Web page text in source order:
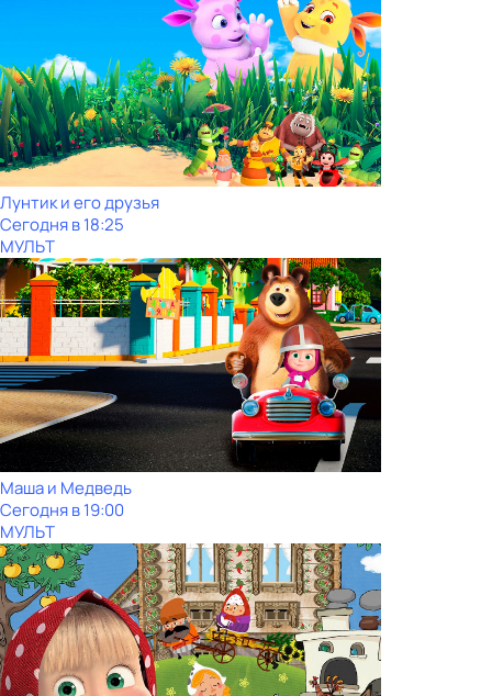
Лунтик и его друзья
Сегодня в 18:25
МУЛЬТ
Маша и Медведь
Сегодня в 19:00
МУЛЬТ